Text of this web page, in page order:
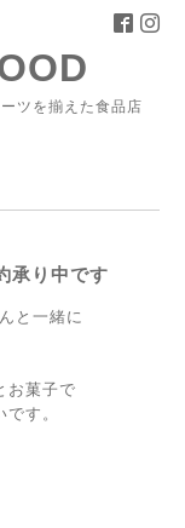
ツを揃えた食品店
り中です
と一緒に
お菓子で
す。